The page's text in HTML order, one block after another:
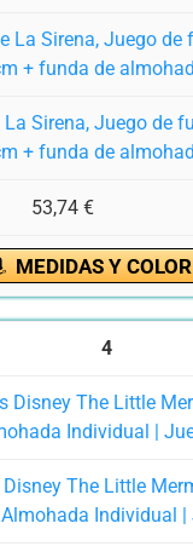
La Sirena, Juego de
+ funda de
53,74 €
MEDIDAS Y
4
The Little
Individual |